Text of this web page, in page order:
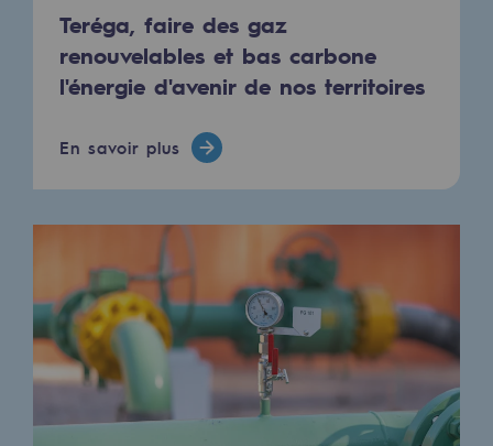
Teréga, faire des gaz
renouvelables et bas carbone
l'énergie d'avenir de nos territoires
En savoir plus